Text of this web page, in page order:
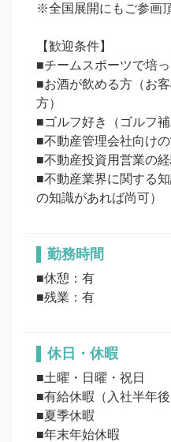
※全国展開にもご参画
【歓迎条件】
■チームスポーツで培
■お酒が飲める方（お
方）
■ゴルフ好き（ゴルフ
■不動産管理会社向け
■不動産投資用営業の
■不動産業界に関する
の知識があれば尚可）
勤務時間
■休憩：有
■残業：有
休日・休暇
■土曜・日曜・祝日
■有給休暇（入社半年
■夏季休暇
■年末年始休暇